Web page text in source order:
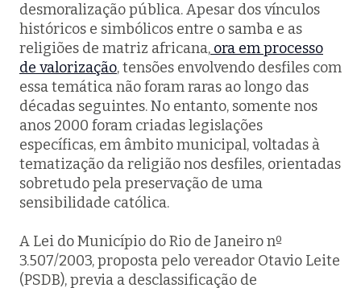
desmoralização pública. Apesar dos vínculos
históricos e simbólicos entre o samba e as
religiões de matriz africana, ora em processo
de valorização, tensões envolvendo desfiles com
essa temática não foram raras ao longo das
décadas seguintes. No entanto, somente nos
anos 2000 foram criadas legislações
específicas, em âmbito municipal, voltadas à
tematização da religião nos desfiles, orientadas
sobretudo pela preservação de uma
sensibilidade católica.
A Lei do Município do Rio de Janeiro nº
3.507/2003, proposta pelo vereador Otavio Leite
(PSDB), previa a desclassificação de